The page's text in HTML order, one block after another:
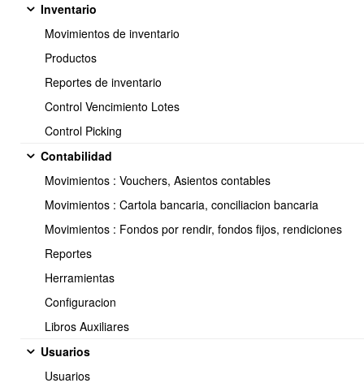
Inventario
Movimientos de inventario
Productos
Reportes de inventario
Control Vencimiento Lotes
Control Picking
Contabilidad
Movimientos : Vouchers, Asientos contables
Movimientos : Cartola bancaria, conciliacion bancaria
Movimientos : Fondos por rendir, fondos fijos, rendiciones
Reportes
Herramientas
Configuracion
Libros Auxiliares
Usuarios
Usuarios
Codigo :Asignar un número, letras o la combinación de letras
y números para identificar la sucursal.
Nombre :
Dirección :Lugar donde se encuentra ubicada la sucursal.
Comuna :Sector donde está la sucursal.
País :Seleccionar país donde está la sucursal.